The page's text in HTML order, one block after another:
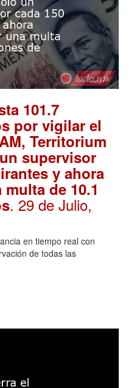
101.7
por vigilar el
Territorium
supervisor
y ahora
de 10.1
. 29 de Julio,
en tiempo real con
de todas las